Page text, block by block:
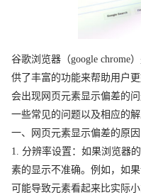
谷歌浏览器（google chrome
供了丰富的功能来帮助用户
会出现网页元素显示偏差的
一些常见的问题以及相应的解
一、网页元素显示偏差的原因
1. 分辨率设置：如果浏览器
素的显示不准确。例如，如果
可能导致元素看起来比实际小